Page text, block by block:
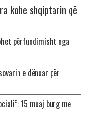
kohe shqiptarin që
përfundimisht nga
e dënuar për
15 muaj burg me